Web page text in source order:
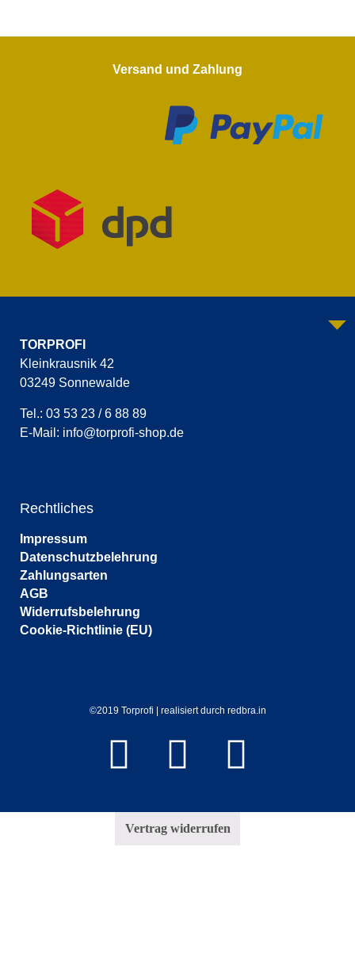
Versand und Zahlung
TORPROFI
Kleinkrausnik 42
03249 Sonnewalde
Tel.: 03 53 23 / 6 88 89
E-Mail: info@torprofi-shop.de
Rechtliches
Impressum
Datenschutzbelehrung
Zahlungsarten
AGB
Widerrufsbelehrung
Cookie-Richtlinie (EU)
©2019 Torprofi | realisiert durch redbra.in
Vertrag widerrufen